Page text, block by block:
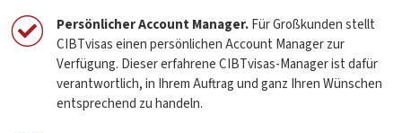
Persönlicher Account Manager.Für Großkunden stellt
CIBTvisas einen persönlichen Account Manager zur
Verfügung. Dieser erfahrene CIBTvisas-Manager ist dafür
verantwortlich, in Ihrem Auftrag und ganz Ihren Wünschen
entsprechend zu handeln.